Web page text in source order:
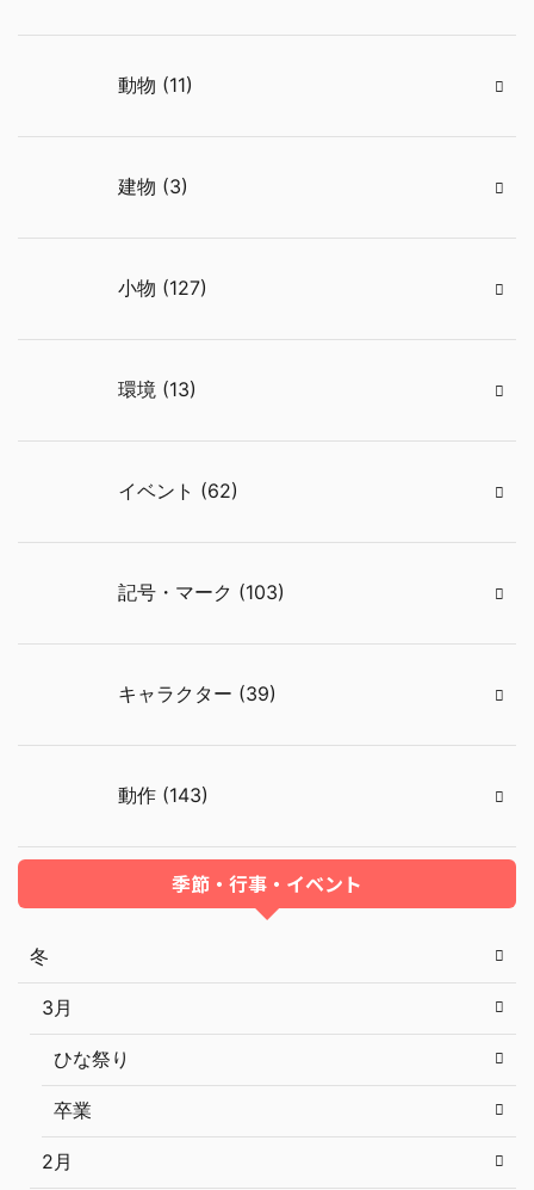
動物 (11)
建物 (3)
小物 (127)
環境 (13)
イベント (62)
記号・マーク (103)
キャラクター (39)
動作 (143)
季節・行事・イベント
冬
3月
ひな祭り
卒業
2月